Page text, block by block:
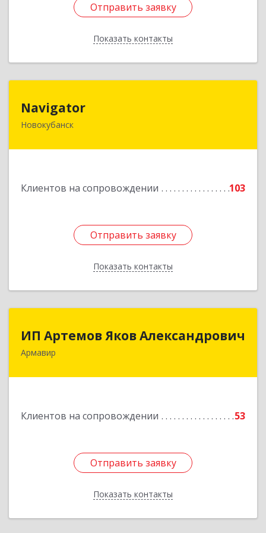
Отправить заявку
Показать контакты
Отправить заявку
Назад
Navigator
Новокубанск
Клиентов на сопровождении 103
Отправить заявку
Показать контакты
352240, Краснодарский край, Новокубанск г,
Отправить заявку
Назад
ИП Артемов Яков Александрович
Армавир
Клиентов на сопровождении 53
Отправить заявку
Показать контакты
Отправить заявку
Назад